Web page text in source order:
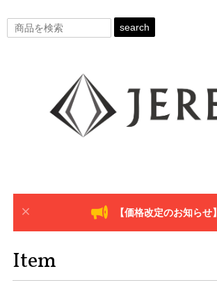
search
【価格改定のお知らせ】
Item